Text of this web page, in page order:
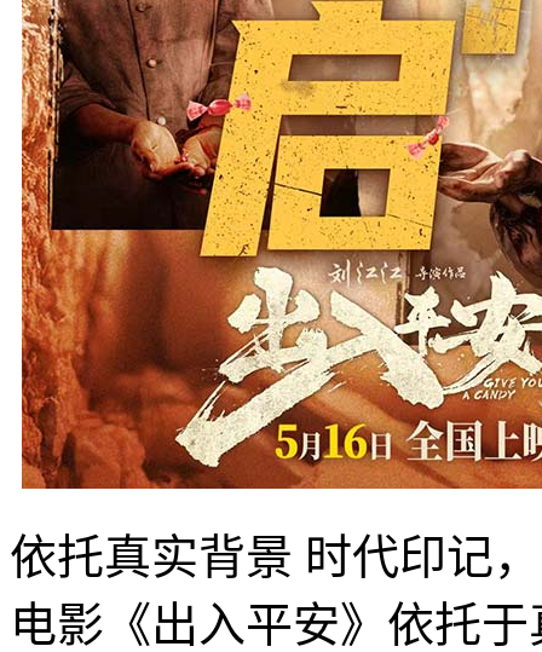
依托真实背景 时代印记
电影《出入平安》依托